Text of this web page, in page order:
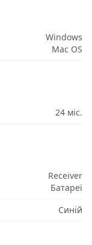
Windows
Mac OS
24 міс.
Receiver
Батареї
Синій